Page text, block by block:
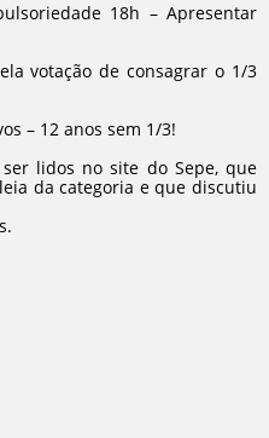
18h – Apresentar
votação de consagrar o 1/3
– 12 anos sem 1/3!
lidos no site do Sepe, que
da categoria e que discutiu